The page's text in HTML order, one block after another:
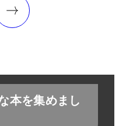
本を集めまし